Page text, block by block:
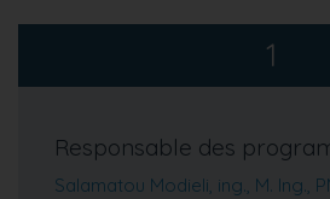
1
Responsable des
Salamatou Modieli, ing., M. Ing.,